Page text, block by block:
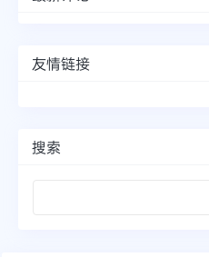
友情链接
搜索